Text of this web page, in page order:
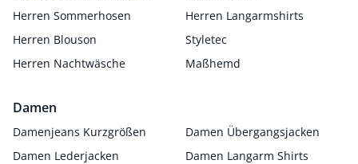
Herren Sommerhosen
Herren Langarmshirts
Herren Blouson
Styletec
Herren Nachtwäsche
Maßhemd
Damen
Damenjeans Kurzgrößen
Damen Übergangsjacken
Damen Lederjacken
Damen Langarm Shirts